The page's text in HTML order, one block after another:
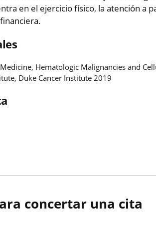
en el ejercicio físico, la atención a
Hematologic Malignancies and
Duke Cancer Institute 2019
concertar una cita